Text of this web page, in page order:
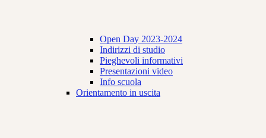
Open Day 2023-2024
Indirizzi di studio
Pieghevoli informativi
Presentazioni video
Info scuola
Orientamento in uscita